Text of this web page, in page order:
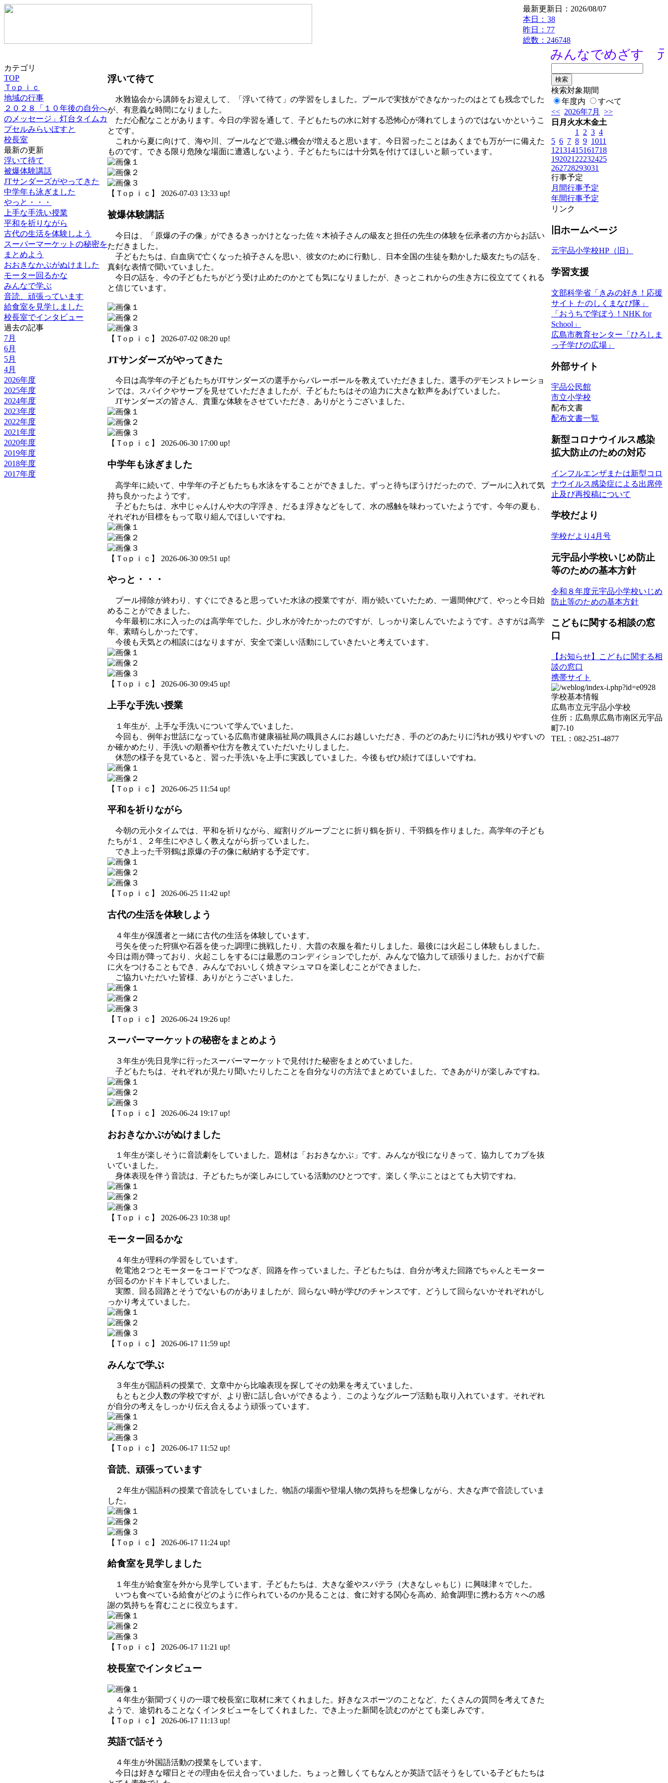
最新更新日：2026/08/07
本日： 38
昨日：77
総数：246748
みんなでめざす 元
カテゴリ
TOP
Ｔoｐｉｃ
地域の行事
２０２８「１０年後の自分へ
のメッセージ」灯台タイムカ
プセルみらいぽすと
校長室
最新の更新
浮いて待て
被爆体験講話
JTサンダーズがやってきた
中学年も泳ぎました
やっと・・・
上手な手洗い授業
平和を祈りながら
古代の生活を体験しよう
スーパーマーケットの秘密を
まとめよう
おおきなかぶがぬけました
モーター回るかな
みんなで学ぶ
音読、頑張っています
給食室を見学しました
校長室でインタビュー
過去の記事
7月
6月
5月
4月
2026年度
2025年度
2024年度
2023年度
2022年度
2021年度
2020年度
2019年度
2018年度
2017年度
浮いて待て
水難協会から講師をお迎えして、「浮いて待て」の学習をしました。プールで実技ができなかったのはとても残念でした
が、有意義な時間になりました。
ただ心配なことがあります。今日の学習を通して、子どもたちの水に対する恐怖心が薄れてしまうのではないかというこ
とです。
これから夏に向けて、海や川、プールなどで遊ぶ機会が増えると思います。今日習ったことはあくまでも万が一に備えた
ものです。できる限り危険な場面に遭遇しないよう、子どもたちには十分気を付けてほしいと願っています。
【Ｔoｐｉｃ】 2026-07-03 13:33 up!
被爆体験講話
今日は、「原爆の子の像」ができるきっかけとなった佐々木禎子さんの級友と担任の先生の体験を伝承者の方からお話い
ただきました。
子どもたちは、白血病で亡くなった禎子さんを思い、彼女のために行動し、日本全国の生徒を動かした級友たちの話を、
真剣な表情で聞いていました。
今日の話を、今の子どもたちがどう受け止めたのかとても気になりましたが、きっとこれからの生き方に役立ててくれる
と信じています。
【Ｔoｐｉｃ】 2026-07-02 08:20 up!
JTサンダーズがやってきた
今日は高学年の子どもたちがJTサンダーズの選手からバレーボールを教えていただきました。選手のデモンストレーショ
ンでは。スパイクやサーブを見せていただきましたが、子どもたちはその迫力に大きな歓声をあげていました。
JTサンダーズの皆さん、貴重な体験をさせていただき、ありがとうございました。
【Ｔoｐｉｃ】 2026-06-30 17:00 up!
中学年も泳ぎました
高学年に続いて、中学年の子どもたちも水泳をすることができました。ずっと待ちぼうけだったので、プールに入れて気
持ち良かったようです。
子どもたちは、水中じゃんけんや大の字浮き、だるま浮きなどをして、水の感触を味わっていたようです。今年の夏も、
それぞれが目標をもって取り組んでほしいですね。
【Ｔoｐｉｃ】 2026-06-30 09:51 up!
やっと・・・
プール掃除が終わり、すぐにできると思っていた水泳の授業ですが、雨が続いていたため、一週間伸びて、やっと今日始
めることができました。
今年最初に水に入ったのは高学年でした。少し水が冷たかったのですが、しっかり楽しんでいたようです。さすがは高学
年、素晴らしかったです。
今後も天気との相談にはなりますが、安全で楽しい活動にしていきたいと考えています。
【Ｔoｐｉｃ】 2026-06-30 09:45 up!
上手な手洗い授業
１年生が、上手な手洗いについて学んでいました。
今回も、例年お世話になっている広島市健康福祉局の職員さんにお越しいただき、手のどのあたりに汚れが残りやすいの
か確かめたり、手洗いの順番や仕方を教えていただいたりしました。
休憩の様子を見ていると、習った手洗いを上手に実践していました。今後もぜひ続けてほしいですね。
【Ｔoｐｉｃ】 2026-06-25 11:54 up!
平和を祈りながら
今朝の元小タイムでは、平和を祈りながら、縦割りグループごとに折り鶴を折り、千羽鶴を作りました。高学年の子ども
たちが１、２年生にやさしく教えながら折っていました。
でき上った千羽鶴は原爆の子の像に献納する予定です。
【Ｔoｐｉｃ】 2026-06-25 11:42 up!
古代の生活を体験しよう
４年生が保護者と一緒に古代の生活を体験しています。
弓矢を使った狩猟や石器を使った調理に挑戦したり、大昔の衣服を着たりしました。最後には火起こし体験もしました。
今日は雨が降っており、火起こしをするには最悪のコンディションでしたが、みんなで協力して頑張りました。おかげで薪
に火をつけることもでき、みんなでおいしく焼きマシュマロを楽しむことができました。
ご協力いただいた皆様、ありがとうございました。
【Ｔoｐｉｃ】 2026-06-24 19:26 up!
スーパーマーケットの秘密をまとめよう
３年生が先日見学に行ったスーパーマーケットで見付けた秘密をまとめていました。
子どもたちは、それぞれが見たり聞いたりしたことを自分なりの方法でまとめていました。できあがりが楽しみですね。
【Ｔoｐｉｃ】 2026-06-24 19:17 up!
おおきなかぶがぬけました
１年生が楽しそうに音読劇をしていました。題材は「おおきなかぶ」です。みんなが役になりきって、協力してカブを抜
いていました。
身体表現を伴う音読は、子どもたちが楽しみにしている活動のひとつです。楽しく学ぶことはとても大切ですね。
【Ｔoｐｉｃ】 2026-06-23 10:38 up!
モーター回るかな
４年生が理科の学習をしています。
乾電池２つとモーターをコードでつなぎ、回路を作っていました。子どもたちは、自分が考えた回路でちゃんとモーター
が回るのかドキドキしていました。
実際、回る回路とそうでないものがありましたが、回らない時が学びのチャンスです。どうして回らないかそれぞれがし
っかり考えていました。
【Ｔoｐｉｃ】 2026-06-17 11:59 up!
みんなで学ぶ
３年生が国語科の授業で、文章中から比喩表現を探してその効果を考えていました。
もともと少人数の学校ですが、より密に話し合いができるよう、このようなグループ活動も取り入れています。それぞれ
が自分の考えをしっかり伝え合えるよう頑張っています。
【Ｔoｐｉｃ】 2026-06-17 11:52 up!
音読、頑張っています
２年生が国語科の授業で音読をしていました。物語の場面や登場人物の気持ちを想像しながら、大きな声で音読していま
した。
【Ｔoｐｉｃ】 2026-06-17 11:24 up!
給食室を見学しました
１年生が給食室を外から見学しています。子どもたちは、大きな釜やスパテラ（大きなしゃもじ）に興味津々でした。
いつも食べている給食がどのように作られているのか見ることは、食に対する関心を高め、給食調理に携わる方々への感
謝の気持ちを育むことに役立ちます。
【Ｔoｐｉｃ】 2026-06-17 11:21 up!
校長室でインタビュー
４年生が新聞づくりの一環で校長室に取材に来てくれました。好きなスポーツのことなど、たくさんの質問を考えてきた
ようで、途切れることなくインタビューをしてくれました。でき上った新聞を読むのがとても楽しみです。
【Ｔoｐｉｃ】 2026-06-17 11:13 up!
英語で話そう
４年生が外国語活動の授業をしています。
今日は好きな曜日とその理由を伝え合っていました。ちょっと難しくてもなんとか英語で話そうをしている子どもたちは
検索対象期間
年度内
すべて
<< 2026年7月
>>
日 月 火水木金土
1
2 3 4
5 6 7 8 9 1011
12131415161718
192021 22232425
262728293031
行事予定
月間行事予定
年間行事予定
リンク
旧ホームページ
元宇品小学校HP（旧）
学習支援
文部科学省「きみの好き！応援
サイト たのしくまなび隊」
「おうちで学ぼう！NHK for
School」
広島市教育センター「ひろしま
っ子学びの広場」
外部サイト
宇品公民館
市立小学校
配布文書
配布文書一覧
新型コロナウイルス感染
拡大防止のための対応
インフルエンザまたは新型コロ
ナウイルス感染症による出席停
止及び再投稿について
学校だより
学校だより4月号
元宇品小学校いじめ防止
等のための基本方針
令和８年度元宇品小学校いじめ
防止等のための基本方針
こどもに関する相談の窓
口
【お知らせ】こどもに関する相
談の窓口
携帯サイト
学校基本情報
広島市立元宇品小学校
住所：広島県広島市南区元宇品
町7-10
TEL：082-251-4877